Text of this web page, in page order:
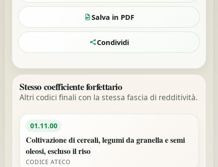
Salva in PDF
Condividi
Stesso coefficiente forfettario
Altri codici finali con la stessa fascia di redditività.
01.11.00
Coltivazione di cereali, legumi da granella e semi
oleosi, escluso il riso
CODICE ATECO